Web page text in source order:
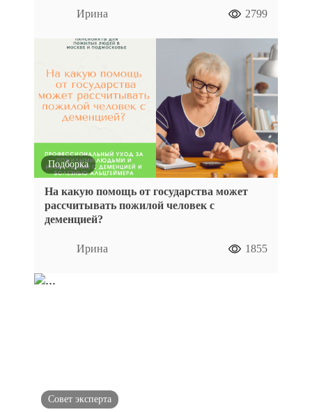
Ирина 2799
Подборка
На какую помощь от государства может
рассчитывать пожилой человек с
деменцией?
Ирина 1855
Совет эксперта